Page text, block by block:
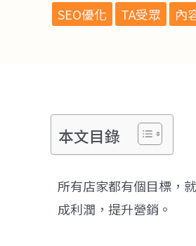
SEO優化
TA受眾 內
本文目錄
所有店家都有個目標，
成利潤，提升營銷。